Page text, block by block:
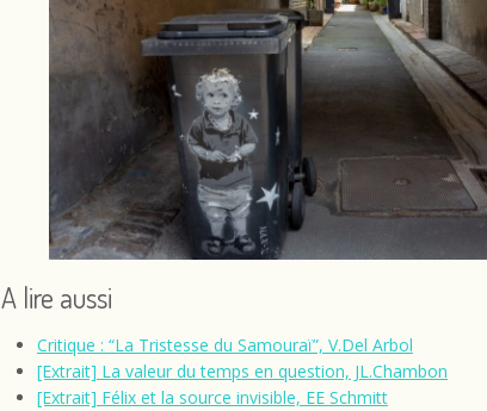
A lire aussi
Critique : “La Tristesse du Samouraï”, V.Del Arbol
[Extrait] La valeur du temps en question, JL.Chambon
[Extrait] Félix et la source invisible, EE Schmitt